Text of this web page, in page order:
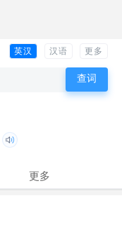
英汉 汉语 更多
更多